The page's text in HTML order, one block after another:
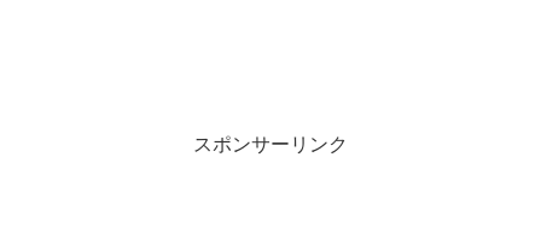
スポンサーリンク